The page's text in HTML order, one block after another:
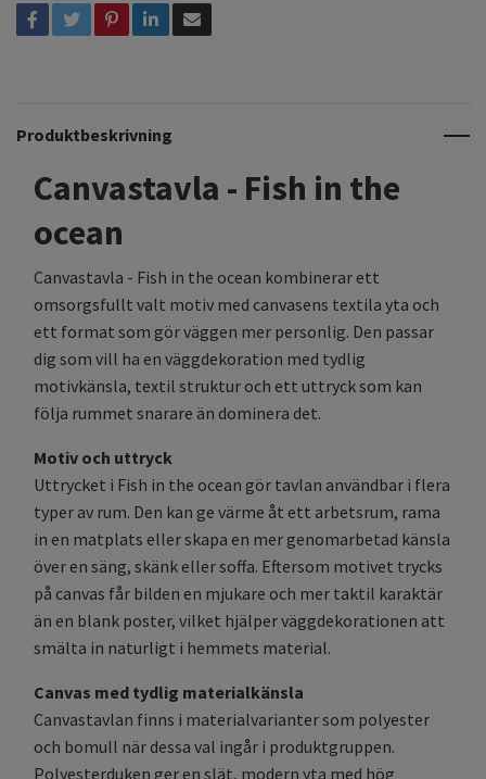
Produktbeskrivning
Canvastavla - Fish in the
ocean
Canvastavla - Fish in the ocean kombinerar ett
omsorgsfullt valt motiv med canvasens textila yta och
ett format som gör väggen mer personlig. Den passar
dig som vill ha en väggdekoration med tydlig
motivkänsla, textil struktur och ett uttryck som kan
följa rummet snarare än dominera det.
Motiv och uttryck
Uttrycket i Fish in the ocean gör tavlan användbar i flera
typer av rum. Den kan ge värme åt ett arbetsrum, rama
in en matplats eller skapa en mer genomarbetad känsla
över en säng, skänk eller soffa. Eftersom motivet trycks
på canvas får bilden en mjukare och mer taktil karaktär
än en blank poster, vilket hjälper väggdekorationen att
smälta in naturligt i hemmets material.
Canvas med tydlig materialkänsla
Canvastavlan finns i materialvarianter som polyester
och bomull när dessa val ingår i produktgruppen.
Polyesterduken ger en slät, modern yta med hög